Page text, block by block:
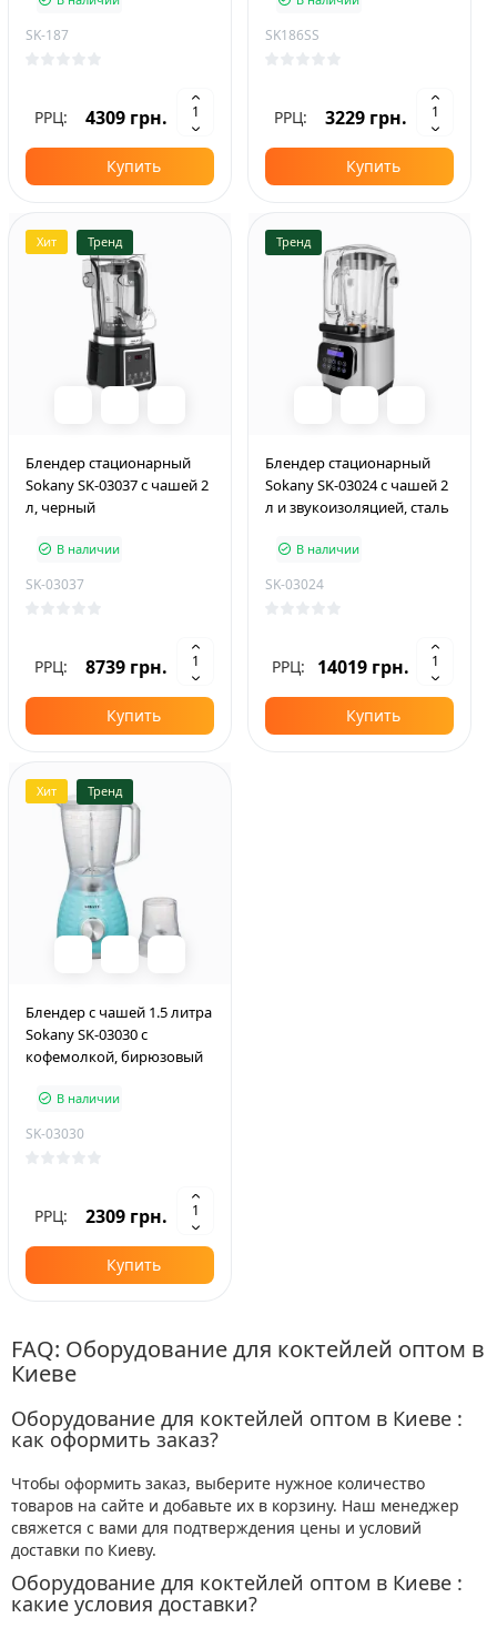
SK-187
РРЦ: 4309 грн.
Купить
SK186SS
РРЦ: 3229 грн.
Купить
Хит Тренд
Блендер стационарный
Sokany SK-03037 с чашей 2
л, черный
В наличии
SK-03037
РРЦ: 8739 грн.
Купить
Тренд
Блендер стационарный
Sokany SK-03024 с чашей 2
л и звукоизоляцией, сталь
В наличии
SK-03024
РРЦ: 14019 грн.
Купить
Хит Тренд
Блендер с чашей 1.5 литра
Sokany SK-03030 с
кофемолкой, бирюзовый
В наличии
SK-03030
РРЦ: 2309 грн.
Купить
FAQ: Оборудование для коктейлей оптом в
Киеве
Оборудование для коктейлей оптом в Киеве :
как оформить заказ?
Чтобы оформить заказ, выберите нужное количество
товаров на сайте и добавьте их в корзину. Наш менеджер
свяжется с вами для подтверждения цены и условий
доставки по Киеву.
Оборудование для коктейлей оптом в Киеве :
какие условия доставки?